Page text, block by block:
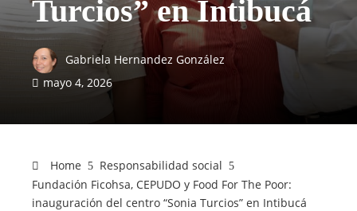
Turcios” en Intibucá
Gabriela Hernandez González
mayo 4, 2026
Home
Responsabilidad social
Fundación Ficohsa, CEPUDO y Food For The Poor:
inauguración del centro “Sonia Turcios” en Intibucá